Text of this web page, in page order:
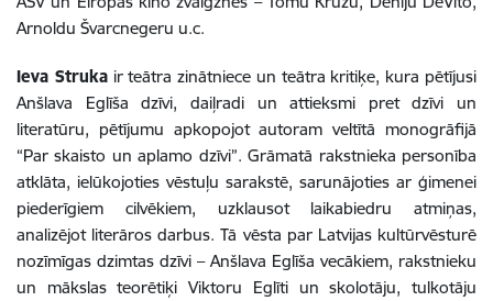
Arnoldu Švarcnegeru u.c.
Ieva Strukair teātra zinātniece un teātra kritiķe, kura pētījusi
Anšlava Eglīša dzīvi, daiļradi un attieksmi pret dzīvi un
literatūru, pētījumu apkopojot autoram veltītā monogrāfijā
“Par skaisto un aplamo dzīvi”. Grāmatā rakstnieka personība
atklāta, ielūkojoties vēstuļu sarakstē, sarunājoties ar ģimenei
piederīgiem cilvēkiem, uzklausot laikabiedru atmiņas,
analizējot literāros darbus. Tā vēsta par Latvijas kultūrvēsturē
nozīmīgas dzimtas dzīvi – Anšlava Eglīša vecākiem, rakstnieku
un mākslas teorētiķi Viktoru Eglīti un skolotāju, tulkotāju